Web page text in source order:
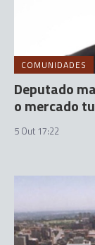
COMUNIDADES
Deputado
o mercado
5 Out 17:22